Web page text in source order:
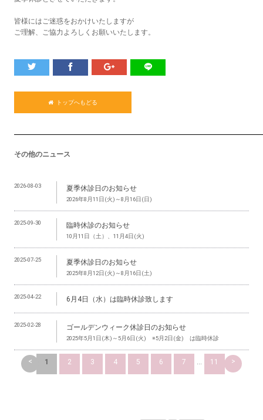
皆様にはご迷惑をおかけいたしますが
ご理解、ご協力よろしくお願いいたします。
トップへもどる
その他のニュース
2026-08-03 夏季休診日のお知らせ
2026年8月11日(火)～8月16日(日)
2025-09-30 臨時休診のお知らせ
10月11日（土）、11月4日(火)
2025-07-25 夏季休診日のお知らせ
2025年8月12日(火)～8月16日(土)
2025-04-22 6月4日（水）は臨時休診致します
2025-02-28 ゴールデンウィーク休診日のお知らせ
2025年5月1日(木)～5月6日(火) ※5月2日(金) は臨時休診
< 1 2 3 4 5 6 7 ... 11 >